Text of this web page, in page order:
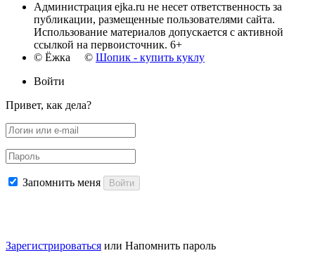
Администрация ejka.ru не несет ответственность за
публикации, размещенные пользователями сайта.
Использование материалов допускается с активной
ссылкой на первоисточник. 6+
© Ёжка © Шопик - купить куклу
Войти
Привет, как дела?
Запомнить меня Войти
Зарегистрироваться или Напомнить пароль